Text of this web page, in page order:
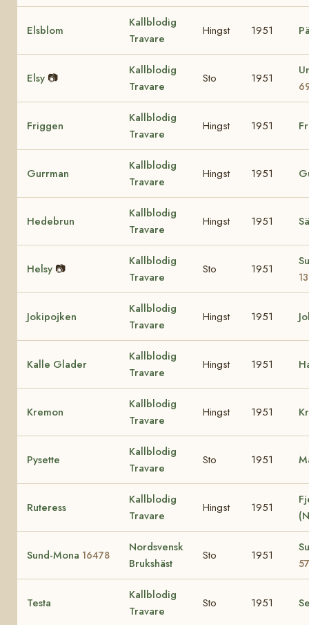
Elsblom
Kallblodig
Travare
Hingst 1951
Elsy 📷
Kallblodig
Travare
Sto 1951
Friggen
Kallblodig
Travare
Hingst 1951
Gurrman
Kallblodig
Travare
Hingst 1951
Hedebrun
Kallblodig
Travare
Hingst 1951
Helsy 📷
Kallblodig
Travare
Sto 1951
Jokipojken
Kallblodig
Travare
Hingst 1951
Kalle Glader
Kallblodig
Travare
Hingst 1951
Kremon
Kallblodig
Travare
Hingst 1951
Pysette
Kallblodig
Travare
Sto 1951
Ruteress
Kallblodig
Travare
Hingst 1951
Sund-Mona 16478
Nordsvensk
Brukshäst
Sto 1951
Testa
Kallblodig
Travare
Sto 1951